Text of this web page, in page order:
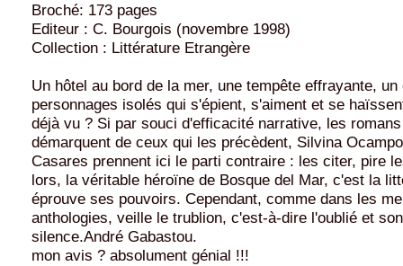
Broché: 173 pages
Editeur : C. Bourgois (novembre 1998)
Collection : Littérature Etrangère
Un hôtel au bord de la mer, une tempête effrayante,
personnages isolés qui s'épient, s'aiment et se
déjà vu ? Si par souci d'efficacité narrative, les
démarquent de ceux qui les précèdent, Silvina
Casares prennent ici le parti contraire : les citer, pire
lors, la véritable héroïne de Bosque del Mar, c'est la
éprouve ses pouvoirs. Cependant, comme dans les
anthologies, veille le trublion, c'est-à-dire l'oublié et
silence.André Gabastou.
mon avis ? absolument génial !!!